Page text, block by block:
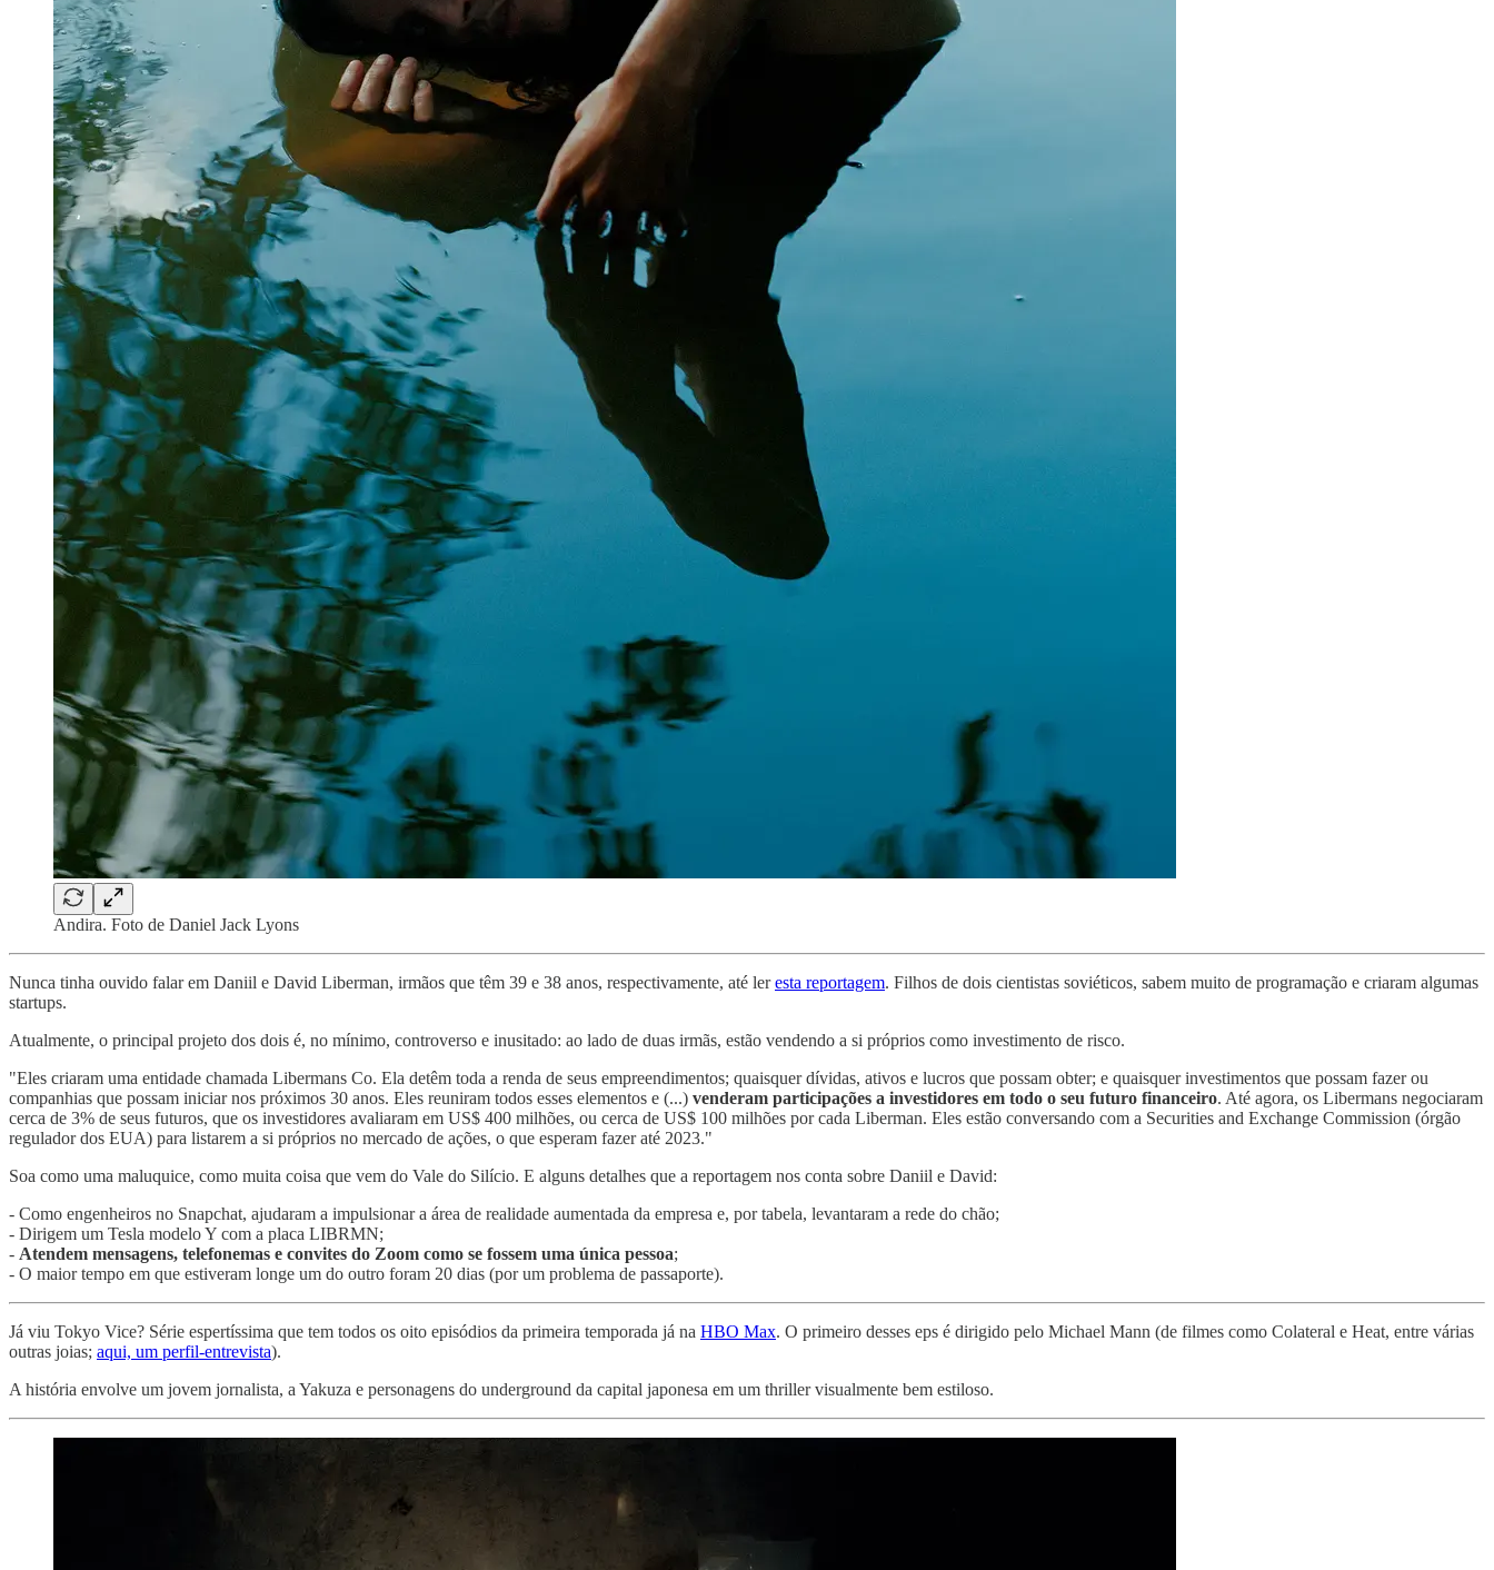
Andira. Foto de Daniel Jack Lyons
Nunca tinha ouvido falar em Daniil e David Liberman, irmãos que têm 39 e 38 anos, respectivamente, até leresta reportagem. Filhos de dois cientistas soviéticos, sabem muito de programação e criaram algumas
startups.
Atualmente, o principal projeto dos dois é, no mínimo, controverso e inusitado: ao lado de duas irmãs, estão vendendo a si próprios como investimento de risco.
"Eles criaram uma entidade chamada Libermans Co. Ela detêm toda a renda de seus empreendimentos; quaisquer dívidas, ativos e lucros que possam obter; e quaisquer investimentos que possam fazer ou
companhias que possam iniciar nos próximos 30 anos. Eles reuniram todos esses elementos e (...) venderam participações a investidores em todo o seu futuro financeiro. Até agora, os Libermans negociaram
cerca de 3% de seus futuros, que os investidores avaliaram em US$ 400 milhões, ou cerca de US$ 100 milhões por cada Liberman. Eles estão conversando com a Securities and Exchange Commission (órgão
regulador dos EUA) para listarem a si próprios no mercado de ações, o que esperam fazer até 2023."
Soa como uma maluquice, como muita coisa que vem do Vale do Silício. E alguns detalhes que a reportagem nos conta sobre Daniil e David:
- Como engenheiros no Snapchat, ajudaram a impulsionar a área de realidade aumentada da empresa e, por tabela, levantaram a rede do chão;
- Dirigem um Tesla modelo Y com a placa LIBRMN;
- Atendem mensagens, telefonemas e convites do Zoom como se fossem uma única pessoa;
- O maior tempo em que estiveram longe um do outro foram 20 dias (por um problema de passaporte).
Já viu Tokyo Vice? Série espertíssima que tem todos os oito episódios da primeira temporada já na HBO Max. O primeiro desses eps é dirigido pelo Michael Mann (de filmes como Colateral e Heat, entre várias
outras joias; aqui, um perfil-entrevista).
A história envolve um jovem jornalista, a Yakuza e personagens do underground da capital japonesa em um thriller visualmente bem estiloso.